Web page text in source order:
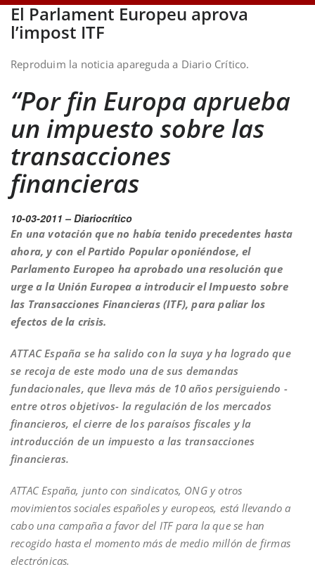
El Parlament Europeu aprova
l’impost ITF
Reproduim la noticia apareguda a Diario Crítico.
“Por fin Europa aprueba
un impuesto sobre las
transacciones
financieras
10-03-2011 – Diariocrítico
En una votación que no había tenido precedentes hasta
ahora, y con el Partido Popular oponiéndose, el
Parlamento Europeo ha aprobado una resolución que
urge a la Unión Europea a introducir el Impuesto sobre
las Transacciones Financieras (ITF), para paliar los
efectos de la crisis.
ATTAC España se ha salido con la suya y ha logrado que
se recoja de este modo una de sus demandas
fundacionales, que lleva más de 10 años persiguiendo -
entre otros objetivos- la regulación de los mercados
financieros, el cierre de los paraísos fiscales y la
introducción de un impuesto a las transacciones
financieras.
ATTAC España, junto con sindicatos, ONG y otros
movimientos sociales españoles y europeos, está llevando a
cabo una campaña a favor del ITF para la que se han
recogido hasta el momento más de medio millón de firmas
electrónicas.